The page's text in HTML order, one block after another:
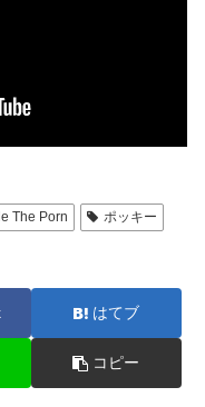
The Porn ポッキー
はてブ
コピー